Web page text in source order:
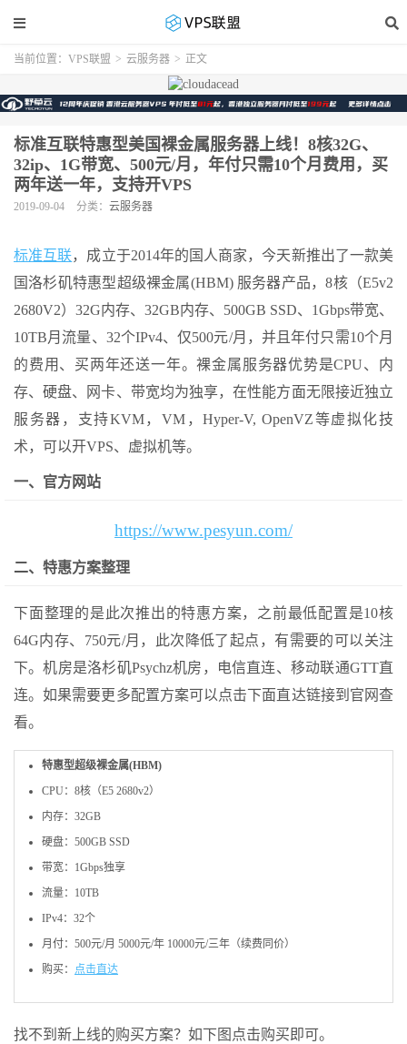
当前位置： VPS联盟 > 云服务器 > 正文
标准互联特惠型美国裸金属服务器上线！8核32G、
32ip、1G带宽、500元/月，年付只需10个月费用，买
两年送一年，支持开VPS
2019-09-04 分类： 云服务器
标准互联，成立于2014年的国人商家，今天新推出了一款美
国洛杉矶特惠型超级裸金属(HBM) 服务器产品，8核（E5v2
2680V2）32G内存、32GB内存、500GB SSD、1Gbps带宽、
10TB月流量、32个IPv4、仅500元/月，并且年付只需10个月
的费用、买两年还送一年。裸金属服务器优势是CPU、内
存、硬盘、网卡、带宽均为独享，在性能方面无限接近独立
服务器，支持KVM，VM，Hyper-V, OpenVZ等虚拟化技
术，可以开VPS、虚拟机等。
一、官方网站
https://www.pesyun.com/
二、特惠方案整理
下面整理的是此次推出的特惠方案，之前最低配置是10核
64G内存、750元/月，此次降低了起点，有需要的可以关注
下。机房是洛杉矶Psychz机房，电信直连、移动联通GTT直
连。如果需要更多配置方案可以点击下面直达链接到官网查
看。
特惠型超级裸金属(HBM)
CPU：8核（E5 2680v2）
内存：32GB
硬盘：500GB SSD
带宽：1Gbps独享
流量：10TB
IPv4：32个
月付：500元/月 5000元/年 10000元/三年（续费同价）
购买： 点击直达
找不到新上线的购买方案？如下图点击购买即可。